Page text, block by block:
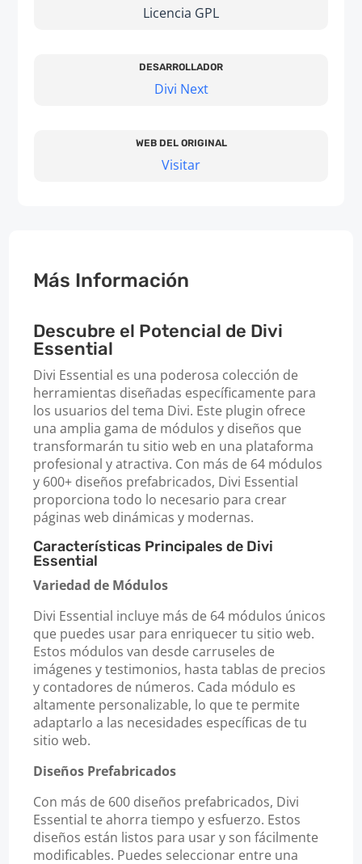
Licencia GPL
DESARROLLADOR
Divi Next
WEB DEL ORIGINAL
Visitar
Más Información
Descubre el Potencial de Divi
Essential
Divi Essential es una poderosa colección de
herramientas diseñadas específicamente para
los usuarios del tema Divi. Este plugin ofrece
una amplia gama de módulos y diseños que
transformarán tu sitio web en una plataforma
profesional y atractiva. Con más de 64 módulos
y 600+ diseños prefabricados, Divi Essential
proporciona todo lo necesario para crear
páginas web dinámicas y modernas.
Características Principales de Divi
Essential
Variedad de Módulos
Divi Essential incluye más de 64 módulos únicos
que puedes usar para enriquecer tu sitio web.
Estos módulos van desde carruseles de
imágenes y testimonios, hasta tablas de precios
y contadores de números. Cada módulo es
altamente personalizable, lo que te permite
adaptarlo a las necesidades específicas de tu
sitio web.
Diseños Prefabricados
Con más de 600 diseños prefabricados, Divi
Essential te ahorra tiempo y esfuerzo. Estos
diseños están listos para usar y son fácilmente
modificables. Puedes seleccionar entre una